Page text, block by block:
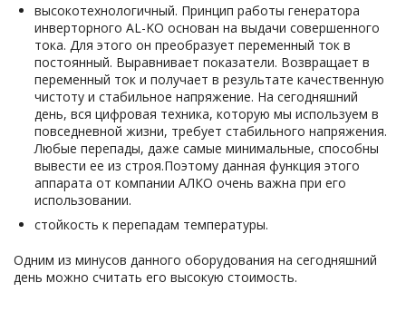
высокотехнологичный. Принцип работы генератора
инверторного AL-KO основан на выдачи совершенного
тока. Для этого он преобразует переменный ток в
постоянный. Выравнивает показатели. Возвращает в
переменный ток и получает в результате качественную
чистоту и стабильное напряжение. На сегодняшний
день, вся цифровая техника, которую мы используем в
повседневной жизни, требует стабильного напряжения.
Любые перепады, даже самые минимальные, способны
вывести ее из строя.Поэтому данная функция этого
аппарата от компании АЛКО очень важна при его
использовании.
стойкость к перепадам температуры.
Одним из минусов данного оборудования на сегодняшний
день можно считать его высокую стоимость.